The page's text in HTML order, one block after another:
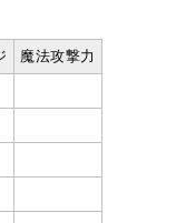
魔法攻撃力